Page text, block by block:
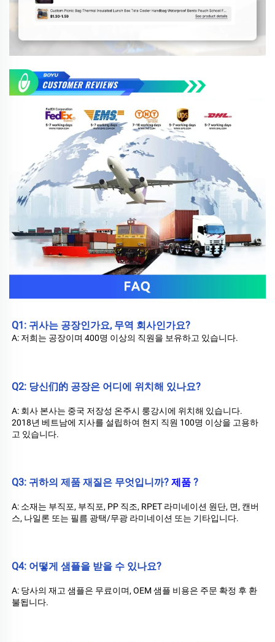
Q1: 귀사는 공장인가요, 무역 회사인가요?
A: 저희는 공장이며 400명 이상의 직원을 보유하고 있습니다.
Q2: 당신们的 공장은 어디에 위치해 있나요?
A: 회사 본사는 중국 저장성 온주시 룽강시에 위치해 있습니다.
2018년 베트남에 지사를 설립하여 현지 직원 100명 이상을 고용하
고 있습니다.
Q3: 귀하의 제품 재질은 무엇입니까? 제품 ?
A: 소재는 부직포, 부직포, PP 직조, RPET 라미네이션 원단, 면, 캔버
스, 나일론 또는 필름 광택/무광 라미네이션 또는 기타입니다.
Q4: 어떻게 샘플을 받을 수 있나요?
A: 당사의 재고 샘플은 무료이며, OEM 샘플 비용은 주문 확정 후 환
불됩니다.